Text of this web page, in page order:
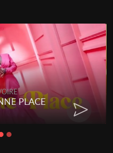
PLACE